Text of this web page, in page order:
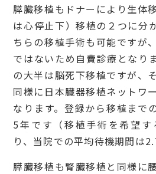
膵臓移植もドナーにより生体
は心停止下）移植の２つに分
ちらの移植手術も可能ですが
ではないため自費診療となり
の大半は脳死下移植ですが、
同様に日本臓器移植ネットワ
なります。登録から移植まで
5年です（移植手術を希望す
り、当院での平均待機期間は
膵臓移植も腎臓移植と同様に